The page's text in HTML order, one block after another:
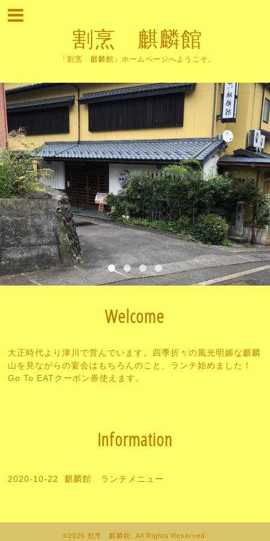
割烹 麒麟館
「割烹 麒麟館」ホームページへようこそ。
Welcome
大正時代より津川で営んでいます。四季折々の風光明媚な麒麟
山を見ながらの宴会はもちろんのこと、ランチ始めました！
Go To EATクーポン券使えます。
Information
2020-10-22 麒麟館 ランチメニュー
©2026 割烹 麒麟館 . All Rights Reserved.